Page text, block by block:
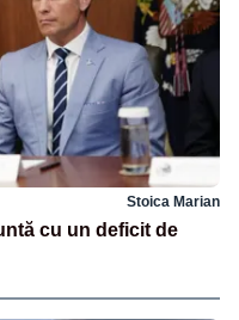
Stoica Marian
cu un deficit de